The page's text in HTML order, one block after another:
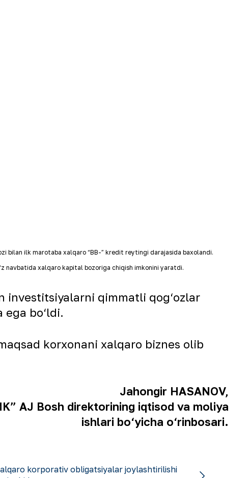
bilan ilk marotaba xalqaro “BB-” kredit reytingi darajasida baxolandi.
navbatida xalqaro kapital bozoriga chiqish imkonini yaratdi.
investitsiyalarni qimmatli qog‘ozlar
bo‘ldi.
korxonani xalqaro biznes olib
Jahongir HASANOV,
AJ Bosh direktorining iqtisod va moliya
ishlari bo‘yicha o‘rinbosari.
korporativ obligatsiyalar joylashtirilishi